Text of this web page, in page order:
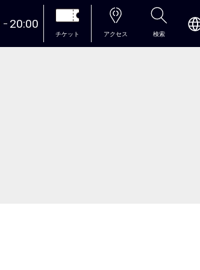
20:00
チケット アクセス 検索